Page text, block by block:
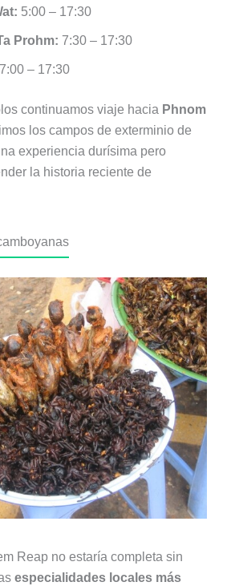
5:00 – 17:30
Prohm: 7:30 – 17:30
7:00 – 17:30
continuamos viaje hacia Phnom
los campos de exterminio de
experiencia durísima pero
la historia reciente de
Reap no estaría completa sin
especialidades locales más